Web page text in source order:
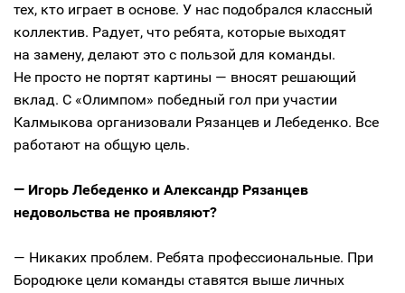
тех, кто играет в основе. У нас подобрался классный
коллектив. Радует, что ребята, которые выходят
на замену, делают это с пользой для команды.
Не просто не портят картины — вносят решающий
вклад. С «Олимпом» победный гол при участии
Калмыкова организовали Рязанцев и Лебеденко. Все
работают на общую цель.
— Игорь Лебеденко и Александр Рязанцев
недовольства не проявляют?
— Никаких проблем. Ребята профессиональные. При
Бородюке цели команды ставятся выше личных